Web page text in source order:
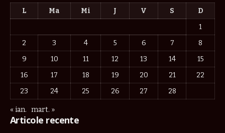
L
Ma Mi J V S
D
1
2
3 4 5 6 7
8
9
10 11 12 13 14
15
16
17 18 19 20 21
22
23
24 25 26 27 28
« ian. mart. »
Articole recente